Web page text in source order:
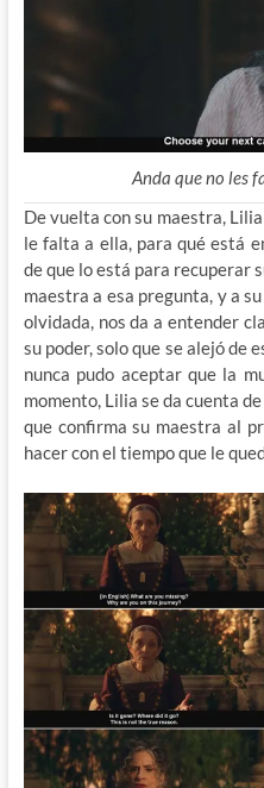
Anda que no les
De vuelta con su maestra,
le falta a ella, para qué está
de que lo está para recuperar
maestra a esa pregunta, y a
olvidada, nos da a entender
su poder, solo que se alejó de
nunca pudo aceptar que la
momento, Lilia se da cuenta
que confirma su maestra al
hacer con el tiempo que le